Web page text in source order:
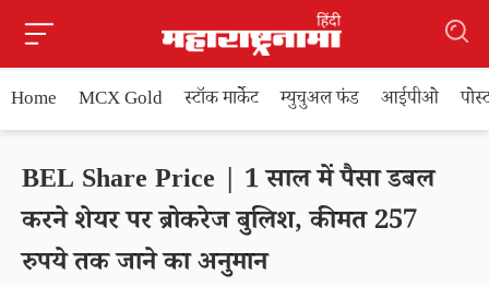
Home MCX Gold स्टॉक मार्केट म्युचुअल फंड आईपीओ
BEL Share Price | 1 साल में पैसा डबल
करने शेयर पर ब्रोकरेज बुलिश, कीमत 257
रुपये तक जाने का अनुमान